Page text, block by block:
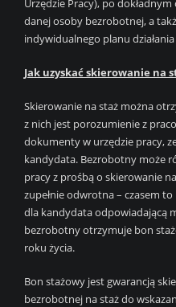
Urzędzie Pracy), po
danej osoby bezrobotnej, a
indywidualnego planu
Jak uzyskać skierowanie na
Skierowanie na staż można
z nich jest porozumienie z
dokumenty w urzędzie pracy,
kandydata. Bezrobotny może
pracy z prośbą o skierowanie
zupełnie odwrotna – czasem
dla kandydata odpowiadającą
bezrobotny otrzymuje bon
roku życia.
Bon stażowy jest gwarancją
bezrobotnej na staż do